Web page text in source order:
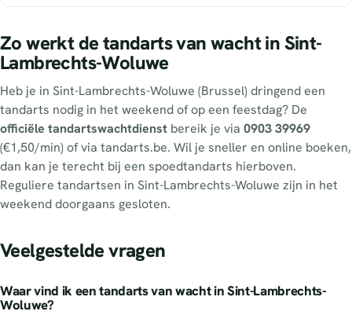
Zo werkt de tandarts van wacht in Sint-
Lambrechts-Woluwe
Heb je in Sint-Lambrechts-Woluwe (Brussel) dringend een
tandarts nodig in het weekend of op een feestdag? De
officiële tandartswachtdienst bereik je via 0903 39969
(€1,50/min) of via tandarts.be. Wil je sneller en online boeken,
dan kan je terecht bij een spoedtandarts hierboven.
Reguliere tandartsen in Sint-Lambrechts-Woluwe zijn in het
weekend doorgaans gesloten.
Veelgestelde vragen
Waar vind ik een tandarts van wacht in Sint-Lambrechts-
Woluwe?